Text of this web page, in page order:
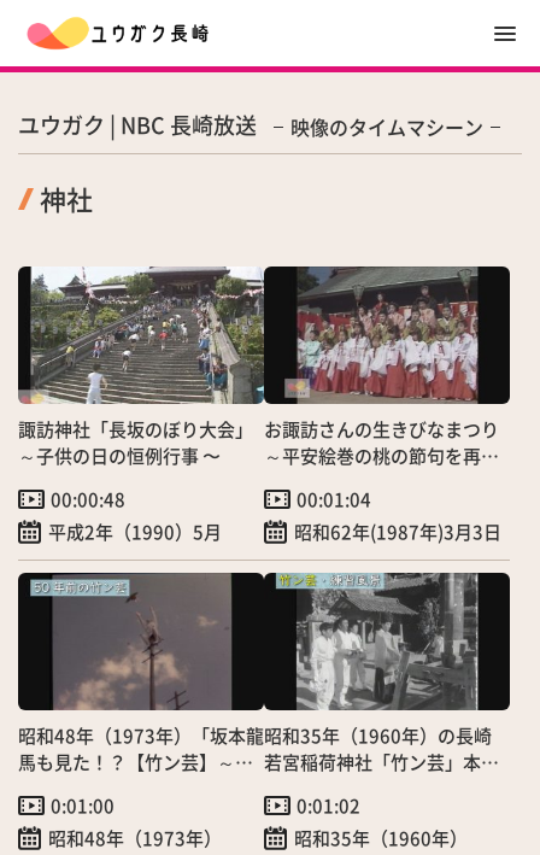
ユウガク | NBC 長崎放送 映像のタイムマシーン
神社
諏訪神社「長坂のぼり大会」
～子供の日の恒例行事 〜
00:00:48
平成2年（1990）5月
お諏訪さんの生きびなまつり
～平安絵巻の桃の節句を再現
00:01:04
昭和62年(1987年)3月3日
昭和48年（1973年）「坂本龍
馬も見た！？【竹ン芸】～秋
～」（10/14）
0:01:00
昭和48年（1973年）
昭和35年（1960年）の長崎
若宮稲荷神社「竹ン芸」本番
0:01:02
昭和35年（1960年）